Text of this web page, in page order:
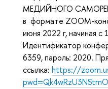
МЕДИЙНОГО
в формате ZOOM-
июня 2022 г, начиная с
Идентификатор
6359, пароль: 2020.
ссылка: https://